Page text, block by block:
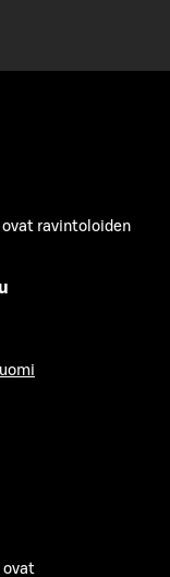
ravintoloiden
ovat